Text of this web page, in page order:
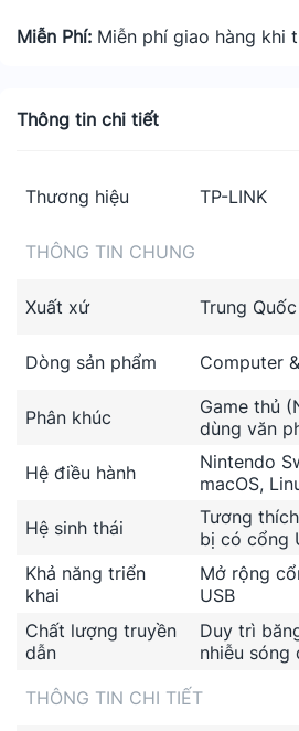
Miễn Phí: Miễn phí giao hàng khi
Thông tin chi tiết
Thương hiệu TP-LINK
THÔNG TIN CHUNG
Xuất xứ Trung Quốc
Dòng sản phẩm Computer
Phân khúc
Game thủ
dùng văn
Hệ điều hành
Nintendo
macOS,
Hệ sinh thái
Tương
bị có cổng
Khả năng triển
khai
Mở rộng
USB
Chất lượng truyền
dẫn
Duy trì
nhiễu sóng
THÔNG TIN CHI TIẾT